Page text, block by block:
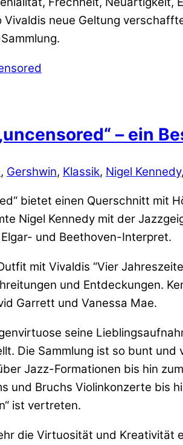
neue Geltung
– ein
, Gershwin, Klassik, Nigel Kennedy,
bietet einen Querschnitt mit
Nigel Kennedy mit der
und Beethoven-Interpret.
mit Vivaldis “Vier
und Entdeckungen.
Garrett und Vanessa Mae.
seine
Die Sammlung ist so bunt
Jazz-Formationen bis hin
und Bruchs Violinkonzerte bis
ist vertreten.
die Virtuosität und